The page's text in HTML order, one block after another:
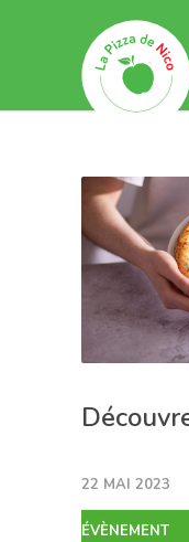
22 MAI 2023
ÉVÈNEMENT